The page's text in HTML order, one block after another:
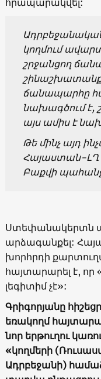
Ադրբեջանական
կողմում
շրջանցող
ճանապարհը
նախագծում է,
այս ամիս է
Թե մինչ այդ
Հայաստան-ԼՂ
Բաքվի
Ստեփանակերտն
արձագանքել:
խորհրդի
հայտարարել է,
լեգիտիմ չէ»:
Գրիգորյանը
եռակողմ
նոր երթուղու
«կողմերի
Ադրբեջանի)